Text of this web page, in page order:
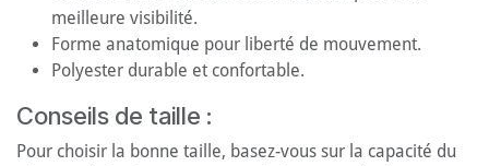
meilleure visibilité.
Forme anatomique pour liberté de mouvement.
Polyester durable et confortable.
Conseils de taille :
Pour choisir la bonne taille, basez-vous sur la capacité du